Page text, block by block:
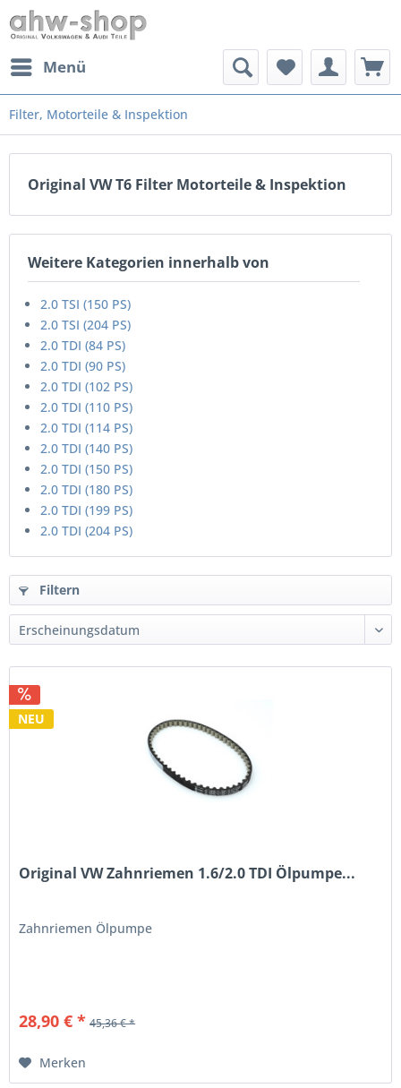
Menü
Filter, Motorteile & Inspektion
Original VW T6 Filter Motorteile & Inspektion
Weitere Kategorien innerhalb von
2.0 TSI (150 PS)
2.0 TSI (204 PS)
2.0 TDI (84 PS)
2.0 TDI (90 PS)
2.0 TDI (102 PS)
2.0 TDI (110 PS)
2.0 TDI (114 PS)
2.0 TDI (140 PS)
2.0 TDI (150 PS)
2.0 TDI (180 PS)
2.0 TDI (199 PS)
2.0 TDI (204 PS)
Filtern
NEU
Original VW Zahnriemen 1.6/2.0 TDI Ölpumpe...
Zahnriemen Ölpumpe
28,90 € * 45,36 € *
Merken